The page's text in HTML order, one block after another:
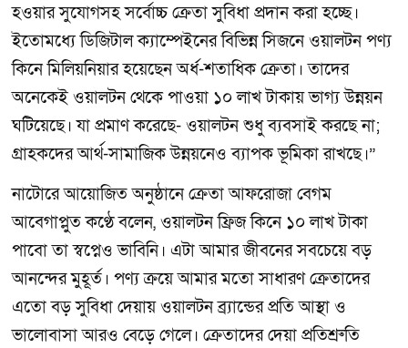
হওয়ার সুযোগসহ সর্বোচ্চ ক্রেতা সুবিধা প্রদান করা হচ্ছে।
ইতোমধ্যে ডিজিটাল ক্যাম্পেইনের বিভিন্ন সিজনে ওয়ালটন পণ্য
কিনে মিলিয়নিয়ার হয়েছেন অর্ধ-শতাধিক ক্রেতা। তাদের
অনেকেই ওয়ালটন থেকে পাওয়া ১০ লাখ টাকায় ভাগ্য উন্নয়ন
ঘটিয়েছে। যা প্রমাণ করেছে- ওয়ালটন শুধু ব্যবসাই করছে না;
গ্রাহকদের আর্থ-সামাজিক উন্নয়নেও ব্যাপক ভূমিকা রাখছে।”
নাটোরে আয়োজিত অনুষ্ঠানে ক্রেতা আফরোজা বেগম
আবেগাপ্লুত কণ্ঠে বলেন, ওয়ালটন ফ্রিজ কিনে ১০ লাখ টাকা
পাবো তা স্বপ্নেও ভাবিনি। এটা আমার জীবনের সবচেয়ে বড়
আনন্দের মুহূর্ত। পণ্য ক্রয়ে আমার মতো সাধারণ ক্রেতাদের
এতো বড় সুবিধা দেয়ায় ওয়ালটন ব্র্যান্ডের প্রতি আস্থা ও
ভালোবাসা আরও বেড়ে গেলে। ক্রেতাদের দেয়া প্রতিশ্রুতি